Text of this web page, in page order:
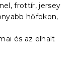
frottír, jersey
hőfokon,
és az elhalt